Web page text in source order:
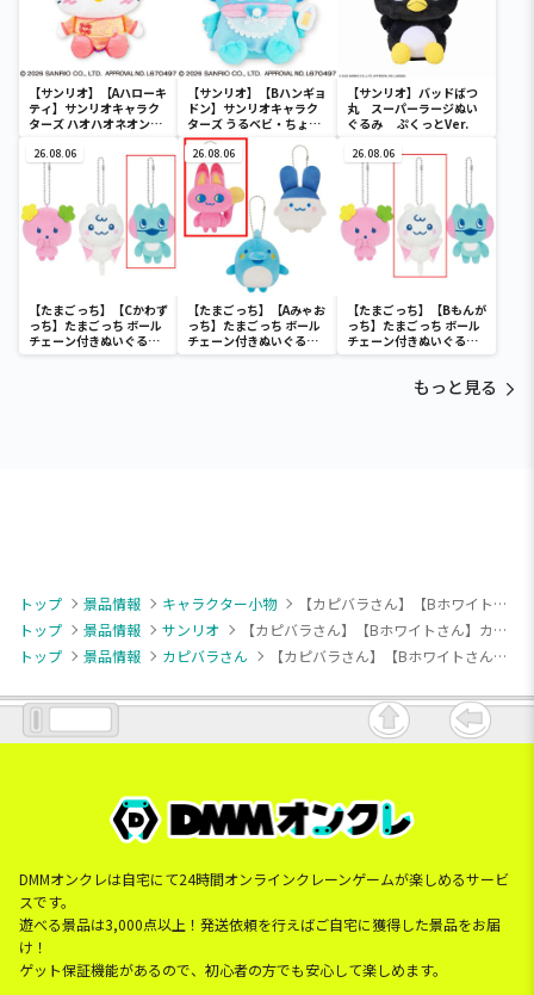
【サンリオ】【Aハローキ
ティ】サンリオキャラク
ターズ ハオハオネオンタ
【サンリオ】【Bハンギョ
ドン】サンリオキャラク
ターズ うるベビ・ちょい
デカドール
【サンリオ】バッドばつ
丸 スーパーラージぬい
ぐるみ ぷくっとVer.
26.08.06
【たまごっち】【Cかわず
っち】たまごっち ボール
チェーン付きぬいぐるみ
～Tamagotchi
26.08.06
【たまごっち】【Aみゃお
っち】たまごっち ボール
チェーン付きぬいぐるみ
～Tamagotchi
26.08.06
【たまごっち】【Bもんが
っち】たまごっち ボール
チェーン付きぬいぐるみ
～Tamagotchi
もっと見る
トップ 景品情報 キャラクター小物
【カピバラさん】【Bホワイトさん】カピバラさん×サンリオキャラクターズ ぬいぐるみマスコットvol.2
トップ
景品情報 サンリオ
【カピバラさん】【Bホワイトさん】カピバラさん×サンリオキャラクターズ ぬいぐるみマスコットvol.2
トップ
景品情報 カピバラさん 【カピバラさん】【Bホワイトさん】カピバラさん×サンリオキャラクターズ ぬいぐるみマスコットvol.2
DMMオンクレは自宅にて24時間オンラインクレーンゲームが楽しめるサービ
スです。
遊べる景品は3,000点以上！発送依頼を行えばご自宅に獲得した景品をお届
け！
ゲット保証機能があるので、初心者の方でも安心して楽しめます。